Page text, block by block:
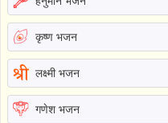
कृष्ण भजन
लक्ष्मी भजन
गणेश भजन